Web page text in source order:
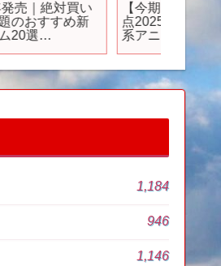
【今期アニメ】中間時
点2025年夏新規異世界
系アニメTier表 ※独断と
世界アニメ
のサバ
ったあ
クショ
1,184
946
1,146